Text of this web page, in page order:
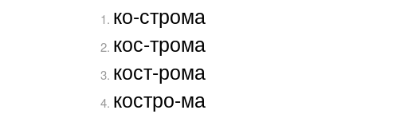
ко-строма
кос-трома
кост-рома
костро-ма